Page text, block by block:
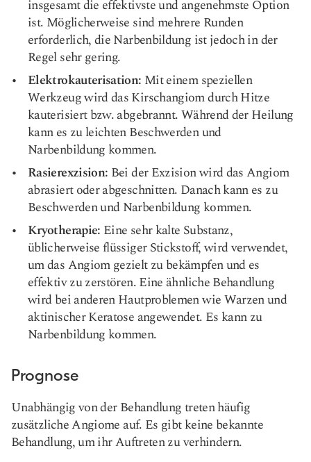
insgesamt die effektivste und angenehmste Option
ist. Möglicherweise sind mehrere Runden
erforderlich, die Narbenbildung ist jedoch in der
Regel sehr gering.
Elektrokauterisation: Mit einem speziellen
Werkzeug wird das Kirschangiom durch Hitze
kauterisiert bzw. abgebrannt. Während der Heilung
kann es zu leichten Beschwerden und
Narbenbildung kommen.
Rasierexzision: Bei der Exzision wird das Angiom
abrasiert oder abgeschnitten. Danach kann es zu
Beschwerden und Narbenbildung kommen.
Kryotherapie: Eine sehr kalte Substanz,
üblicherweise flüssiger Stickstoff, wird verwendet,
um das Angiom gezielt zu bekämpfen und es
effektiv zu zerstören. Eine ähnliche Behandlung
wird bei anderen Hautproblemen wie Warzen und
aktinischer Keratose angewendet. Es kann zu
Narbenbildung kommen.
Prognose
Unabhängig von der Behandlung treten häufig
zusätzliche Angiome auf. Es gibt keine bekannte
Behandlung, um ihr Auftreten zu verhindern.